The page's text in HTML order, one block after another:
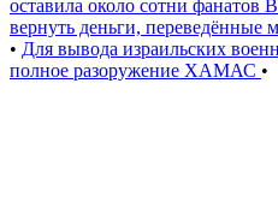
оставила около сотни фанатов
вернуть деньги, переведённые
• Для вывода израильских
полное разоружение ХАМАС •